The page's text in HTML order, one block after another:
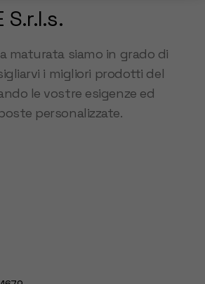
S.r.l.s.
maturata siamo in grado di
i migliori prodotti del
le vostre esigenze ed
personalizzate.